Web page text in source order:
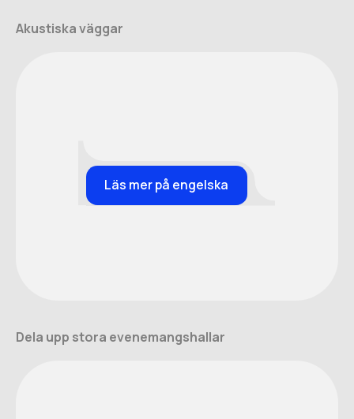
Akustiska väggar
Läs mer på engelska
Dela upp stora evenemangshallar